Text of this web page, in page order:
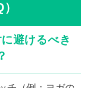
避けるべき